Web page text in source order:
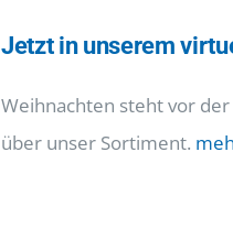
Jetzt in unserem
Weihnachten steht vor
über unser Sortiment.